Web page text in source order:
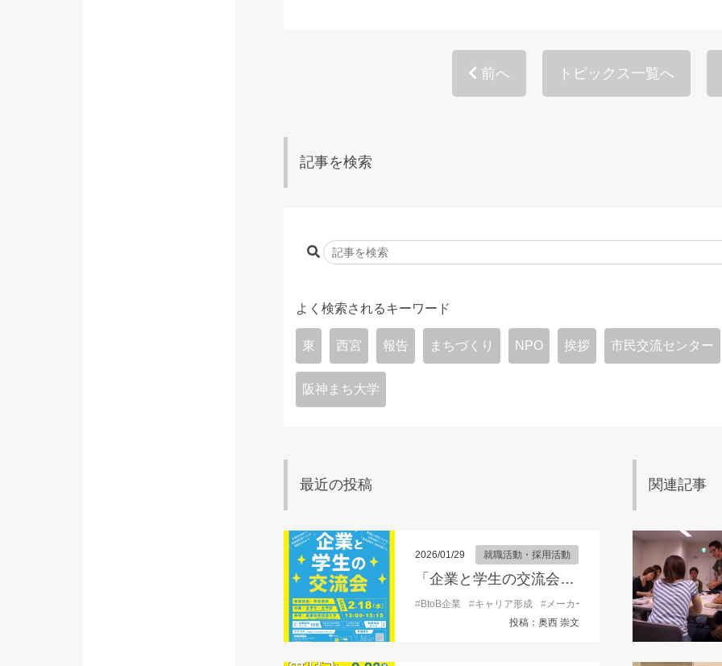
前へ トピックス一覧へ
記事を検索
よく検索されるキーワード
東 西宮 報告 まちづくり NPO 挨拶 市民交流センター
阪神まち大学
最近の投稿
2026/01/29 就職活動・採用活動
「企業と学生の交流会」参加学生募集！
#BtoB企業 #キャリア形成 # メーカー モノづくり企業 #企業との
投稿：奥西 崇文
関連記事